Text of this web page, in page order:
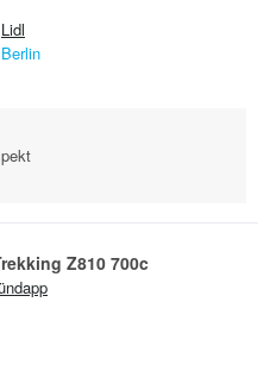
Lidl
Berlin
Z810 700c